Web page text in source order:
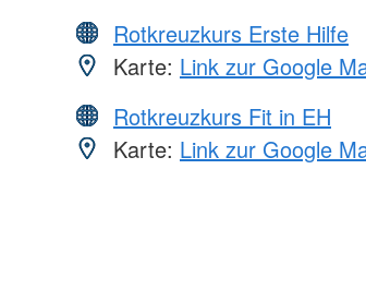
Rotkreuzkurs Erste Hilfe
Karte: Link zur Google
Rotkreuzkurs Fit in EH
Karte: Link zur Google